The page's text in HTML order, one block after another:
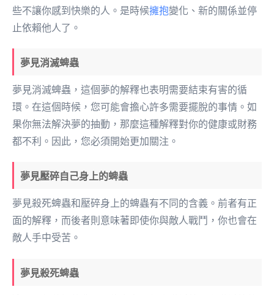
些不讓你感到快樂的人。是時候擁抱變化、新的關係並停
止依賴他人了。
夢見消滅蜱蟲
夢見消滅蜱蟲，這個夢的解釋也表明需要結束有害的循
環。在這個時候，您可能會擔心許多需要擺脫的事情。如
果你無法解決夢的抽動，那麼這種解釋對你的健康或財務
都不利。因此，您必須開始更加關注。
夢見壓碎自己身上的蜱蟲
夢見殺死蜱蟲和壓碎身上的蜱蟲有不同的含義。前者有正
面的解釋，而後者則意味著即使你與敵人戰鬥，你也會在
敵人手中受苦。
夢見殺死蜱蟲